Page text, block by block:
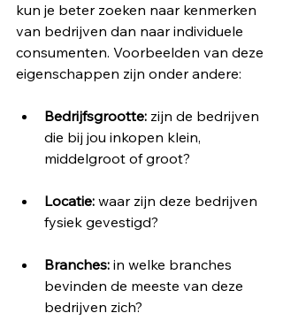
kun je beter zoeken naar kenmerken
van bedrijven dan naar individuele
consumenten. Voorbeelden van deze
eigenschappen zijn onder andere:
Bedrijfsgrootte: zijn de bedrijven
die bij jou inkopen klein,
middelgroot of groot?
Locatie: waar zijn deze bedrijven
fysiek gevestigd?
Branches: in welke branches
bevinden de meeste van deze
bedrijven zich?